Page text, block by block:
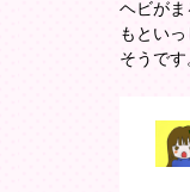
ヘビが
もとい
そうです